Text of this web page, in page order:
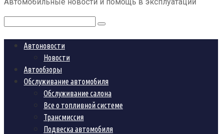
Поиск:
Автоновости
Новости
Автообзоры
Обслуживание автомобиля
Обслуживание салона
Все о топливной системе
Трансмиссия
Подвеска автомобиля